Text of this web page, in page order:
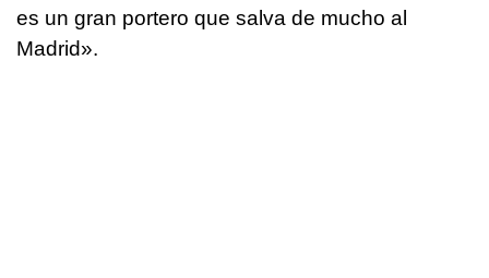
es un gran portero que salva de mucho al
Madrid».